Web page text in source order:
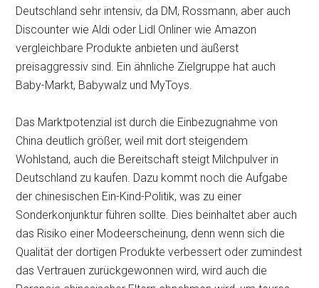
Deutschland sehr intensiv, da DM, Rossmann, aber auch
Discounter wie Aldi oder Lidl Onliner wie Amazon
vergleichbare Produkte anbieten und äußerst
preisaggressiv sind. Ein ähnliche Zielgruppe hat auch
Baby-Markt, Babywalz und MyToys.
Das Marktpotenzial ist durch die Einbezugnahme von
China deutlich größer, weil mit dort steigendem
Wohlstand, auch die Bereitschaft steigt Milchpulver in
Deutschland zu kaufen. Dazu kommt noch die Aufgabe
der chinesischen Ein-Kind-Politik, was zu einer
Sonderkonjunktur führen sollte. Dies beinhaltet aber auch
das Risiko einer Modeerscheinung, denn wenn sich die
Qualität der dortigen Produkte verbessert oder zumindest
das Vertrauen zurückgewonnen wird, wird auch die